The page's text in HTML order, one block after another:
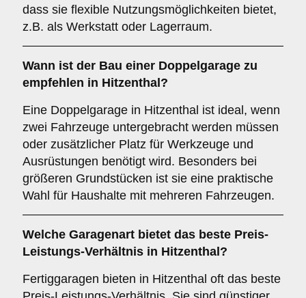
dass sie flexible Nutzungsmöglichkeiten bietet,
z.B. als Werkstatt oder Lagerraum.
Wann ist der Bau einer Doppelgarage zu
empfehlen in Hitzenthal?
Eine Doppelgarage in Hitzenthal ist ideal, wenn
zwei Fahrzeuge untergebracht werden müssen
oder zusätzlicher Platz für Werkzeuge und
Ausrüstungen benötigt wird. Besonders bei
größeren Grundstücken ist sie eine praktische
Wahl für Haushalte mit mehreren Fahrzeugen.
Welche Garagenart bietet das beste Preis-
Leistungs-Verhältnis in Hitzenthal?
Fertiggaragen bieten in Hitzenthal oft das beste